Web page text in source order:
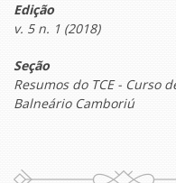
Edição
v. 5 n. 1 (2018)
Seção
Resumos do TCE - Curso
Balneário Camboriú